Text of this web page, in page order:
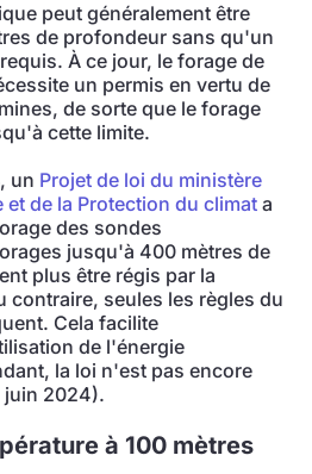
peut généralement être
de profondeur sans qu'un
À ce jour, le forage de
un permis en vertu de
de sorte que le forage
cette limite.
un Projet de loi du ministère
de la Protection du climata
des sondes
jusqu'à 400 mètres de
plus être régis par la
contraire, seules les règles du
Cela facilite
de l'énergie
la loi n'est pas encore
juin 2024).
à 100 mètres